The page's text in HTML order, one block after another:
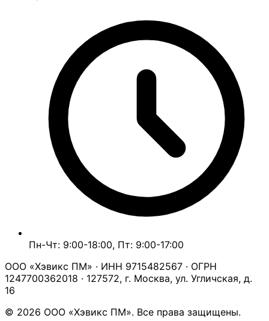
Пн-Чт: 9:00-18:00, Пт: 9:00-17:00
ООО «Хэвикс ПМ» · ИНН 9715482567 · ОГРН
1247700362018 · 127572, г. Москва, ул. Угличская, д.
16
© 2026 ООО «Хэвикс ПМ». Все права защищены.